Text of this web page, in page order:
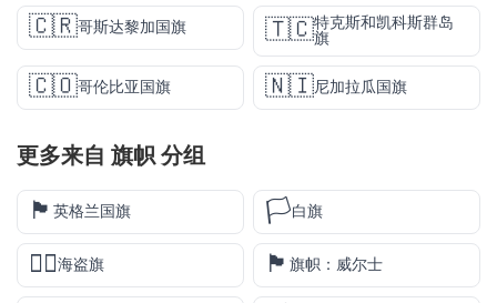
🇨🇷哥斯达黎加国旗 🇹🇨特克斯和凯科斯群岛
旗
🇨🇴哥伦比亚国旗 🇳🇮尼加拉瓜国旗
更多来自 旗帜分组
🏴󠁧󠁢󠁥󠁮󠁧󠁿 英格兰国旗 🏳️白旗
🏴‍☠️海盗旗 🏴󠁧󠁢󠁷󠁬󠁳󠁿 旗帜：威尔士